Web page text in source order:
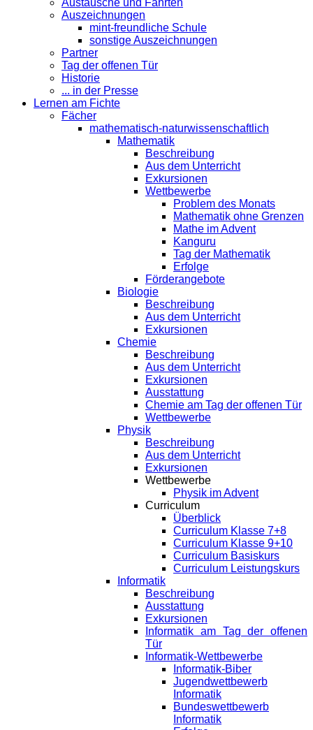
Austausche und Fahrten
Auszeichnungen
mint-freundliche Schule
sonstige Auszeichnungen
Partner
Tag der offenen Tür
Historie
... in der Presse
Lernen am Fichte
Fächer
mathematisch-naturwissenschaftlich
Mathematik
Beschreibung
Aus dem Unterricht
Exkursionen
Wettbewerbe
Problem des Monats
Mathematik ohne Grenzen
Mathe im Advent
Kanguru
Tag der Mathematik
Erfolge
Förderangebote
Biologie
Beschreibung
Aus dem Unterricht
Exkursionen
Chemie
Beschreibung
Aus dem Unterricht
Exkursionen
Ausstattung
Chemie am Tag der offenen Tür
Wettbewerbe
Physik
Beschreibung
Aus dem Unterricht
Exkursionen
Wettbewerbe
Physik im Advent
Curriculum
Überblick
Curriculum Klasse 7+8
Curriculum Klasse 9+10
Curriculum Basiskurs
Curriculum Leistungskurs
Informatik
Beschreibung
Ausstattung
Exkursionen
Informatik am Tag der offenen
Tür
Informatik-Wettbewerbe
Informatik-Biber
Jugendwettbewerb
Informatik
Bundeswettbewerb
Informatik